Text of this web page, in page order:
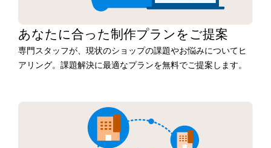
あなたに合った制作プランをご提案
専門スタッフが、現状のショップの課題やお悩みについてヒ
アリング。課題解決に最適なプランを無料でご提案します。